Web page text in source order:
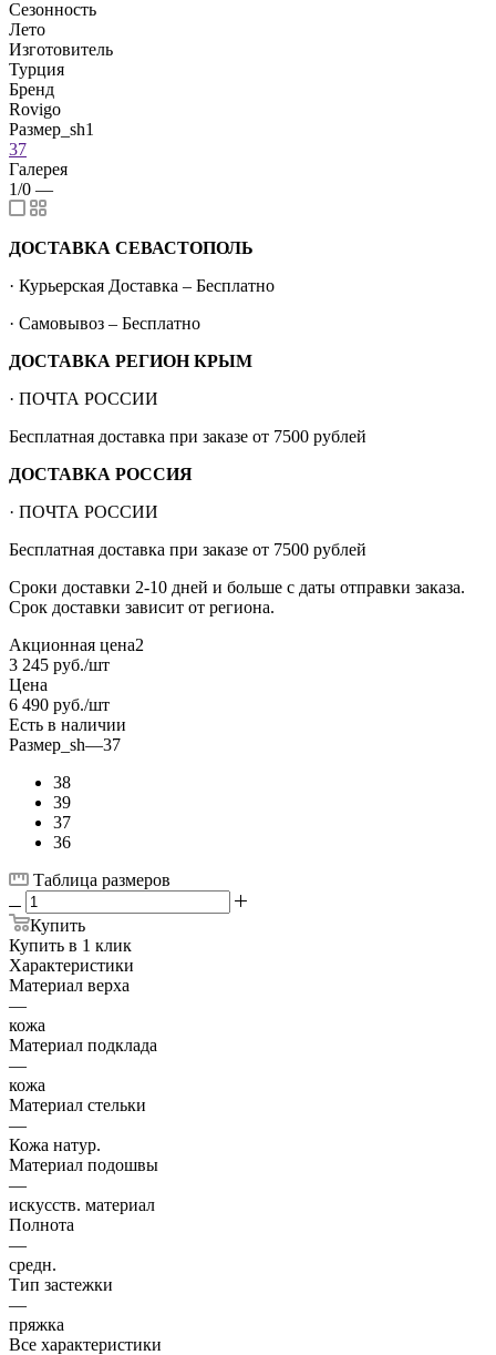
Сезонность
Лето
Изготовитель
Турция
Бренд
Rovigo
Размер_sh1
37
Галерея
1/0 —
ДОСТАВКА СЕВАСТОПОЛЬ
· Курьерская Доставка – Бесплатно
· Самовывоз – Бесплатно
ДОСТАВКА РЕГИОН КРЫМ
· ПОЧТА РОССИИ
Бесплатная доставка при заказе от 7500 рублей
ДОСТАВКА РОССИЯ
· ПОЧТА РОССИИ
Бесплатная доставка при заказе от 7500 рублей
Сроки доставки 2-10 дней и больше с даты отправки заказа.
Срок доставки зависит от региона.
Акционная цена2
3 245 руб./шт
Цена
6 490 руб./шт
Есть в наличии
Размер_sh—37
38
39
37
36
Таблица размеров
Купить
Купить в 1 клик
Характеристики
Материал верха
—
кожа
Материал подклада
—
кожа
Материал стельки
—
Кожа натур.
Материал подошвы
—
искусств. материал
Полнота
—
средн.
Тип застежки
—
пряжка
Все характеристики